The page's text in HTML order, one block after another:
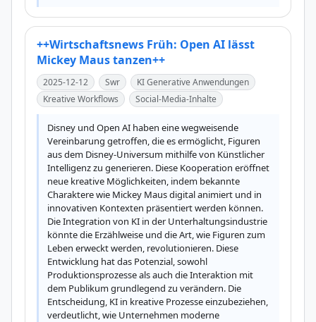
++Wirtschaftsnews Früh: Open AI lässt
Mickey Maus tanzen++
2025-12-12 Swr
KI Generative Anwendungen
Kreative Workflows
Social-Media-Inhalte
Disney und Open AI haben eine wegweisende
Vereinbarung getroffen, die es ermöglicht, Figuren
aus dem Disney-Universum mithilfe von Künstlicher
Intelligenz zu generieren. Diese Kooperation eröffnet
neue kreative Möglichkeiten, indem bekannte
Charaktere wie Mickey Maus digital animiert und in
innovativen Kontexten präsentiert werden können.
Die Integration von KI in der Unterhaltungsindustrie
könnte die Erzählweise und die Art, wie Figuren zum
Leben erweckt werden, revolutionieren. Diese
Entwicklung hat das Potenzial, sowohl
Produktionsprozesse als auch die Interaktion mit
dem Publikum grundlegend zu verändern. Die
Entscheidung, KI in kreative Prozesse einzubeziehen,
verdeutlicht, wie Unternehmen moderne